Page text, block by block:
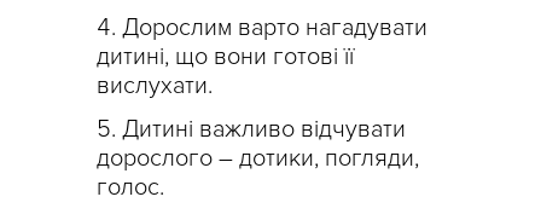
Дорослим варто нагадувати
дитині, що вони готові її
вислухати.
Дитині важливо відчувати
дорослого – дотики, погляди,
голос.